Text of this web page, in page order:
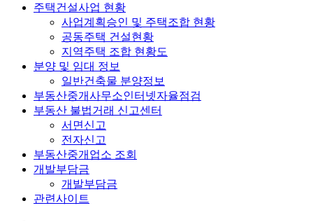
주택건설사업 현황
사업계획승인 및 주택조합 현황
공동주택 건설현황
지역주택 조합 현황도
분양 및 임대 정보
일반건축물 분양정보
부동산중개사무소인터넷자율점검
부동산 불법거래 신고센터
서면신고
전자신고
부동산중개업소 조회
개발부담금
개발부담금
관련사이트